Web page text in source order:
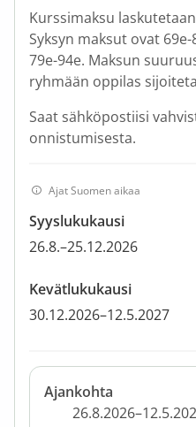
Kurssimaksu
Syksyn maksut ovat
79e-94e. Maksun
ryhmään oppilas
Saat sähköpostiisi
onnistumisesta.
Ajat Suomen aikaa
Syyslukukausi
26.8.–25.12.2026
Kevätlukukausi
30.12.2026–12.5.2027
Ajankohta